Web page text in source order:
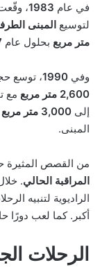
في عام 1983،
لتوسيع المبنى
متر مربع بحلول عام
وفي 1990، توسع
2,600 متر مربع
مع
إلى 3,000 متر مربع
المبنى.
من القصص المثيرة
المراقبة الحالي.
الراديوية لتنبيه
أكبر. كما لعب دورًا
الرحلات